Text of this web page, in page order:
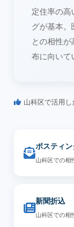
定住率の高
グが基本。
との相性
布に向いて
山科区で活用し
ポスティン
山科区での相
新聞折込
山科区での相